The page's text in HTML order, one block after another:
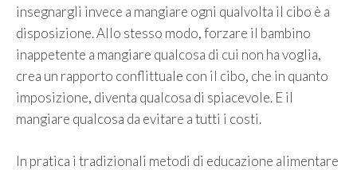
insegnargli invece a mangiare ogni qualvolta il cibo è a
disposizione. Allo stesso modo, forzare il bambino
inappetente a mangiare qualcosa di cui non ha voglia,
crea un rapporto conflittuale con il cibo, che in quanto
imposizione, diventa qualcosa di spiacevole. E il
mangiare qualcosa da evitare a tutti i costi.
In pratica i tradizionali metodi di educazione alimentare